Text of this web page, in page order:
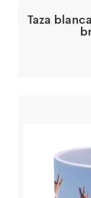
Taza